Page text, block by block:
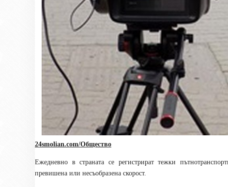
24smolian.com/Общество
Ежедневно в страната се регистрират тежки
превишена или несъобразена скорост.